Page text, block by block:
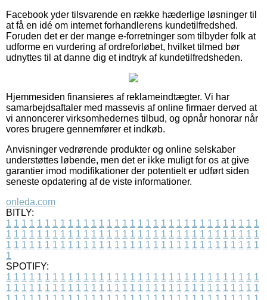
Facebook yder tilsvarende en række hæderlige løsninger til
at få en idé om internet forhandlerens kundetilfredshed.
Foruden det er der mange e-forretninger som tilbyder folk at
udforme en vurdering af ordreforløbet, hvilket tilmed bør
udnyttes til at danne dig et indtryk af kundetilfredsheden.
Hjemmesiden finansieres af reklameindtægter. Vi har
samarbejdsaftaler med massevis af online firmaer derved at
vi annoncerer virksomhedernes tilbud, og opnår honorar når
vores brugere gennemfører et indkøb.
Anvisninger vedrørende produkter og online selskaber
understøttes løbende, men det er ikke muligt for os at give
garantier imod modifikationer der potentielt er udført siden
seneste opdatering af de viste informationer.
onleda.com
BITLY:
1 1 1 1 1 1 1 1 1 1 1 1 1 1 1 1 1 1 1 1 1 1 1 1 1 1 1 1 1 1 1 1 1
1 1 1 1 1 1 1 1 1 1 1 1 1 1 1 1 1 1 1 1 1 1 1 1 1 1 1 1 1 1 1 1 1
1 1 1 1 1 1 1 1 1 1 1 1 1 1 1 1 1 1 1 1 1 1 1 1 1 1 1 1 1 1 1 1 1
1
SPOTIFY:
1 1 1 1 1 1 1 1 1 1 1 1 1 1 1 1 1 1 1 1 1 1 1 1 1 1 1 1 1 1 1 1 1
1 1 1 1 1 1 1 1 1 1 1 1 1 1 1 1 1 1 1 1 1 1 1 1 1 1 1 1 1 1 1 1 1